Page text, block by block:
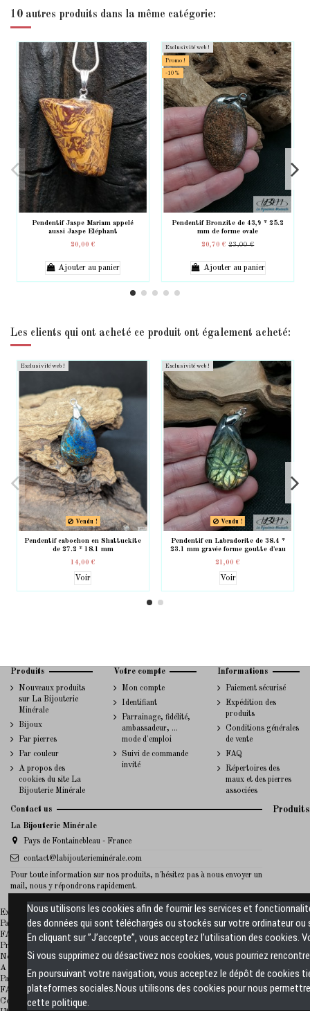
10 autres produits dans la même catégorie:
Pendentif Jaspe Mariam appelé
aussi Jaspe Eléphant
20,00 €
Ajouter au panier
Exclusivité web !
Promo !
-10%
Pendentif Bronzite de 43,9 * 25.2
mm de forme ovale
20,70 €23,00 €
Ajouter au panier
Les clients qui ont acheté ce produit ont également acheté:
Exclusivité web !
Vendu !
Pendentif cabochon en Shattuckite
de 27.2 * 18.1 mm
14,00 €
Voir
Exclusivité web !
Vendu !
Pendentif en Labradorite de 38.4 *
23.1 mm gravée forme goutte d'eau
21,00 €
Voir
Produits
Nouveaux produits
sur La Bijouterie
Minérale
Bijoux
Par pierres
Par couleur
A propos des
cookies du site La
Bijouterie Minérale
Votre compte
Mon compte
Identifiant
Parrainage, fidélité,
ambassadeur, ...
mode d'emploi
Suivi de commande
invité
Informations
Paiement sécurisé
Expédition des
produits
Conditions générales
de vente
FAQ
Répertoires des
maux et des pierres
associées
Contact us
La Bijouterie Minérale
Pays de Fontainebleau - France
contact@labijouterieminérale.com
Pour toute information sur nos produits, n'hésitez pas à nous envoyer un
mail, nous y répondrons rapidement.
Produits
Expédition des produits
Paiement sécurisé
FAQ
Promotions
Nouveaux produits sur La Bijouterie Minérale
La Bijouterie Minerale
A propos de La Bijouterie Minérale
Paiement sécurisé
FAQ
Conditions générales de vente
Nous utilisons les cookies afin de fournir les services et
des données qui sont téléchargés ou stockés sur votre ordinateur ou
En cliquant sur ”J’accepte”, vous acceptez l’utilisation des cookies.
Si vous supprimez ou désactivez nos cookies, vous pourriez
En poursuivant votre navigation, vous acceptez le dépôt de cookies
plateformes sociales.Nous utilisons des cookies pour nous
cette politique.